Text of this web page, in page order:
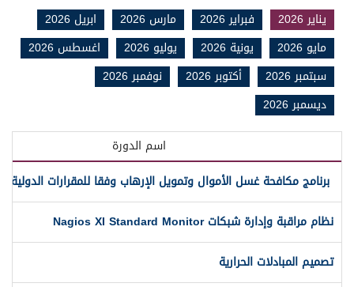
يناير 2026 فبراير 2026 مارس 2026
ابريل 2026
مايو 2026
يونية 2026 يوليو 2026
اغسطس 2026
سبتمبر 2026
أكتوبر 2026
نوفمبر 2026
ديسمبر 2026
اسم الدورة
برنامج مكافحة غسل الأموال وتمويل الإرهاب وفقا للمقرارات الدولية
نظام مراقبة وإدارة شبكات Nagios XI Standard Monitor
تصميم المبادلات الحرارية